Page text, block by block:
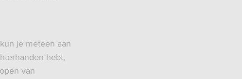
je meteen aan
hebt,
van